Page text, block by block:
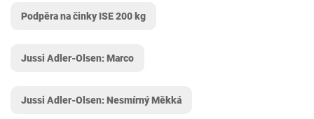
Podpěra na činky ISE 200 kg
Jussi Adler-Olsen: Marco
Jussi Adler-Olsen: Nesmírný Měkká